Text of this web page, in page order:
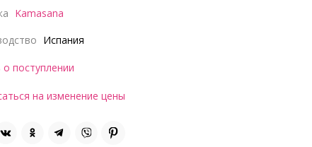
Kamasana
Испания
о поступлении
на изменение цены